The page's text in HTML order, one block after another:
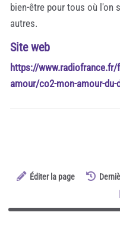
bien-être pour tous où l'on
autres.
Site web
https://
amour/co2-mon-amour-du-
Éditer la page